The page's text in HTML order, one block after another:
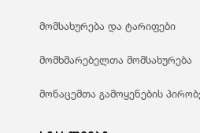
მომსახურება და ტარიფები
მომხმარებელთა მომსახურება
მონაცემთა გამოყენების